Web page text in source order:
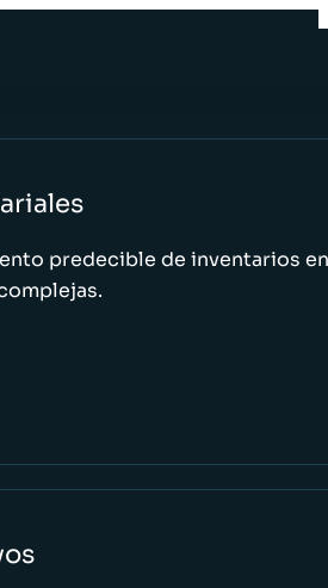
predecible de inventarios en